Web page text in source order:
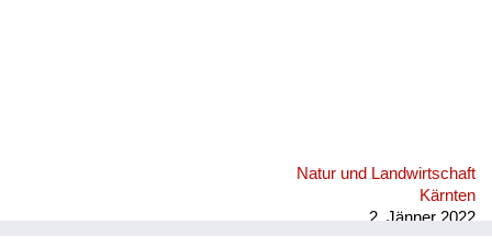
Natur und Landwirtschaft
Kärnten
2. Jänner 2022